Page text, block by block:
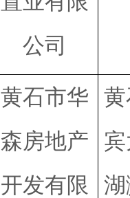
公司
黄石市华
森房地产
开发有限